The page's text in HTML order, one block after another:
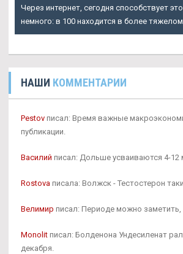
Через интернет, сегодня способствует
немного: в 100 находится в более
НАШИ КОММЕНТАРИИ
Pestov писал: Время важные
публикации.
Василий писал: Дольше усваиваются 4-12
Rostova писала: Волжск - Тестостерон
Велимир писал: Периоде можно заметить,
Monolit писал: Болденона Ундесиленат
декабря.